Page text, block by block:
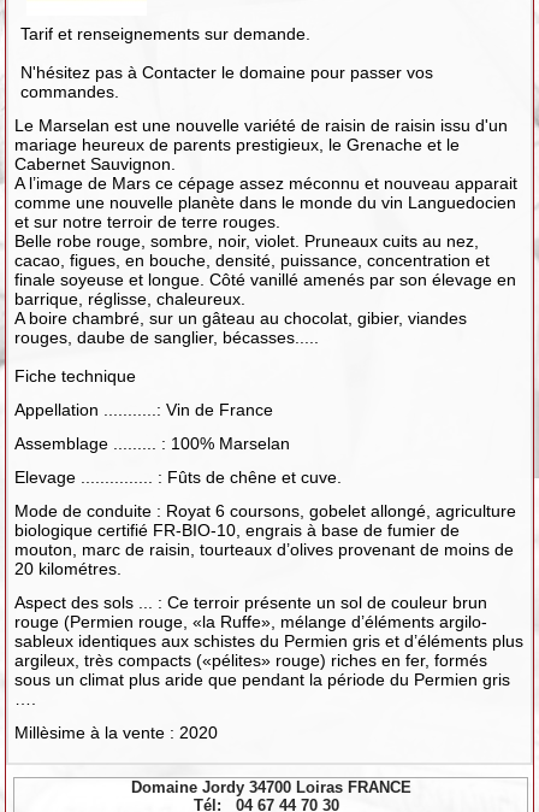
Tarif et renseignements sur demande.
N'hésitez pas à Contacter le domaine pour passer vos
commandes.
Le Marselan est une nouvelle variété de raisin de raisin issu d'un
mariage heureux de parents prestigieux, le Grenache et le
Cabernet Sauvignon.
A l’image de Mars ce cépage assez méconnu et nouveau apparait
comme une nouvelle planète dans le monde du vin Languedocien
et sur notre terroir de terre rouges.
Belle robe rouge, sombre, noir, violet. Pruneaux cuits au nez,
cacao, figues, en bouche, densité, puissance, concentration et
finale soyeuse et longue. Côté vanillé amenés par son élevage en
barrique, réglisse, chaleureux.
A boire chambré, sur un gâteau au chocolat, gibier, viandes
rouges, daube de sanglier, bécasses.....
Fiche technique
Appellation ...........: Vin de France
Assemblage ......... : 100% Marselan
Elevage ............... : Fûts de chêne et cuve.
Mode de conduite : Royat 6 coursons, gobelet allongé, agriculture
biologique certifié FR-BIO-10, engrais à base de fumier de
mouton, marc de raisin, tourteaux d’olives provenant de moins de
20 kilométres.
Aspect des sols ... : Ce terroir présente un sol de couleur brun
rouge (Permien rouge, «la Ruffe», mélange d’éléments argilo-
sableux identiques aux schistes du Permien gris et d’éléments plus
argileux, très compacts («pélites» rouge) riches en fer, formés
sous un climat plus aride que pendant la période du Permien gris
Millèsime à la vente : 2020
Domaine Jordy 34700 Loiras FRANCE
Tél: 04 67 44 70 30